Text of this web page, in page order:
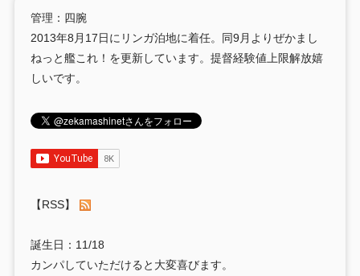
管理：四腕
2013年8月17日にリンガ泊地に着任。同9月よりぜかまし
ねっと艦これ！を更新しています。提督経験値上限解放嬉
しいです。
【RSS】
誕生日：11/18
カンパしていただけると大変喜びます。